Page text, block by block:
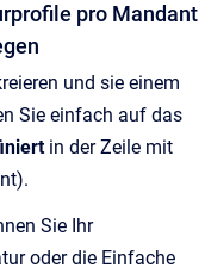
pro Mandant
und sie einem
Sie einfach auf das
in der Zeile mit
Sie Ihr
oder die Einfache